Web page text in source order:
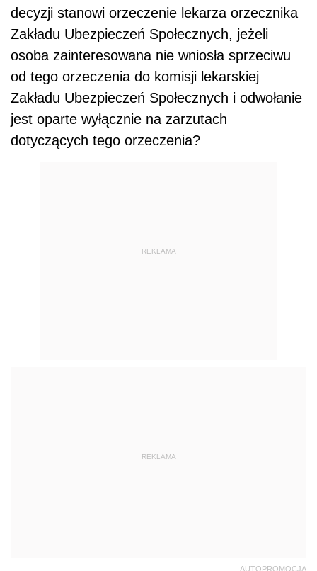
decyzji stanowi orzeczenie lekarza orzecznika
Zakładu Ubezpieczeń Społecznych, jeżeli
osoba zainteresowana nie wniosła sprzeciwu
od tego orzeczenia do komisji lekarskiej
Zakładu Ubezpieczeń Społecznych i odwołanie
jest oparte wyłącznie na zarzutach
dotyczących tego orzeczenia?​
REKLAMA
REKLAMA
AUTOPROMOCJA